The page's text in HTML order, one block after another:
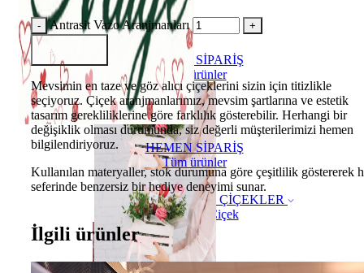
HEMEN SİPARİŞ
Tüm ürünler
ÇİÇEKLER
Buket Çiçek
HEMEN SİPARİŞ
Tüm ürünler
Antrasit Vazo Aranjmanları
Sepete Ekle
Mevsimin en taze ve göz alıcı çiçeklerini sizin için titizlikle
seçiyoruz. Çiçek aranjmanlarımız, mevsim şartlarına ve estetik
tasarım gerekliliklerine göre farklılık gösterebilir. Herhangi bir
değişiklik olması durumunda, siz değerli müşterilerimizi hemen
bilgilendiriyoruz.
Kullanılan materyaller, stok durumuna göre çeşitlilik göstererek
seferinde benzersiz bir hediye deneyimi sunar.
İlgili ürünler